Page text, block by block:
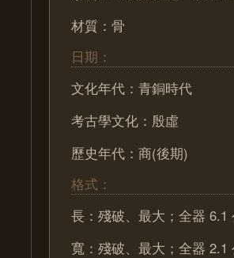
材質：骨
日期：
文化年代：青銅時代
考古學文化：殷虛
歷史年代：商(後期)
格式：
長：殘破、最大；全器 6.1
寬：殘破、最大；全器 2.1